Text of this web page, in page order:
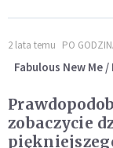
2 lata temu PO
Fabulous New Me
zobaczycie